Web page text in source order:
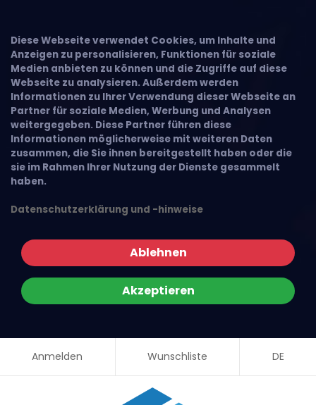
Diese Webseite verwendet Cookies, um Inhalte und
Anzeigen zu personalisieren, Funktionen für soziale
Medien anbieten zu können und die Zugriffe auf diese
Webseite zu analysieren. Außerdem werden
Informationen zu Ihrer Verwendung dieser Webseite an
Partner für soziale Medien, Werbung und Analysen
weitergegeben. Diese Partner führen diese
Informationen möglicherweise mit weiteren Daten
zusammen, die Sie ihnen bereitgestellt haben oder die
sie im Rahmen Ihrer Nutzung der Dienste gesammelt
haben.
Datenschutzerklärung und -hinweise
Ablehnen
Akzeptieren
Anmelden Wunschliste DE